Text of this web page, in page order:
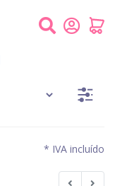
* IVA incluído